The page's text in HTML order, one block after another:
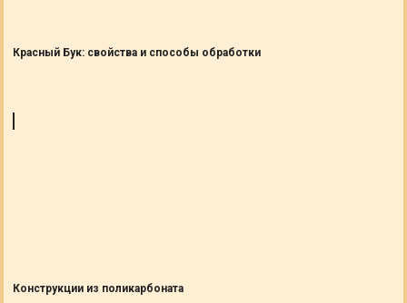
Красный Бук: свойства и способы обработки
Конструкции из поликарбоната